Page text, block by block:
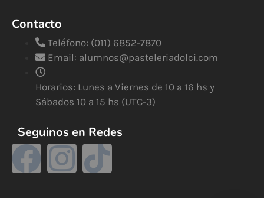
Contacto
Teléfono: (011) 6852-7870
Email: alumnos@pasteleriadolci.com
Horarios: Lunes a Viernes de 10 a 16 hs y
Sábados 10 a 15 hs (UTC-3)
Seguinos en Redes